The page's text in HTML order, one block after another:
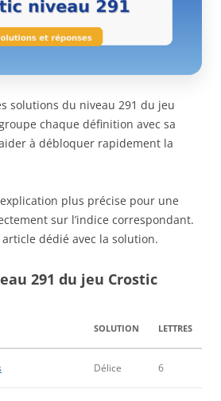
solutions du niveau 291 du jeu
chaque définition avec sa
à débloquer rapidement la
plus précise pour une
sur l’indice correspondant.
dédié avec la solution.
291 du jeu Crostic
SOLUTION LETTRES
Délice 6